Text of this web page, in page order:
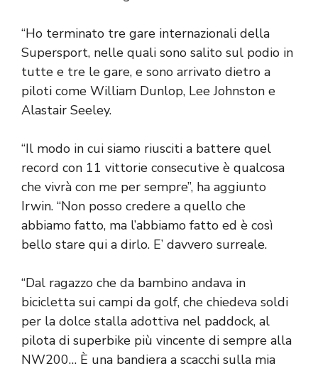
“Ho terminato tre gare internazionali della
Supersport, nelle quali sono salito sul podio in
tutte e tre le gare, e sono arrivato dietro a
piloti come William Dunlop, Lee Johnston e
Alastair Seeley.
“Il modo in cui siamo riusciti a battere quel
record con 11 vittorie consecutive è qualcosa
che vivrà con me per sempre”, ha aggiunto
Irwin. “Non posso credere a quello che
abbiamo fatto, ma l’abbiamo fatto ed è così
bello stare qui a dirlo. E’ davvero surreale.
“Dal ragazzo che da bambino andava in
bicicletta sui campi da golf, che chiedeva soldi
per la dolce stalla adottiva nel paddock, al
pilota di superbike più vincente di sempre alla
NW200… È una bandiera a scacchi sulla mia